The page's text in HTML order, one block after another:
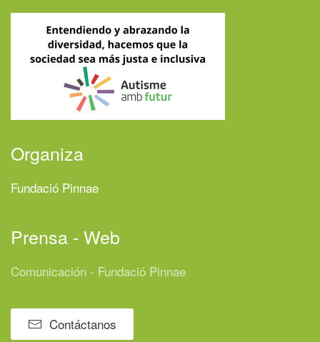
Organiza
Fundació Pinnae
Prensa - Web
Comunicación - Fundació Pinnae
Contáctanos